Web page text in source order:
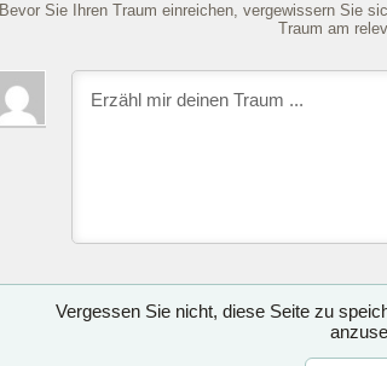
Bevor Sie Ihren Traum einreichen, vergewissern Sie
Traum am
Vergessen Sie nicht, diese Seite zu